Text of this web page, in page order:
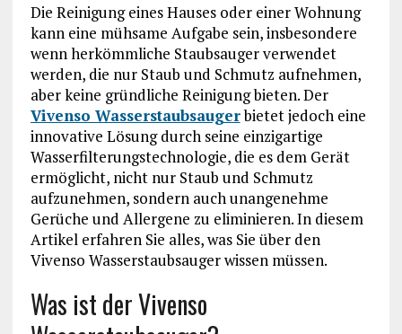
Die Reinigung eines Hauses oder einer Wohnung
kann eine mühsame Aufgabe sein, insbesondere
wenn herkömmliche Staubsauger verwendet
werden, die nur Staub und Schmutz aufnehmen,
aber keine gründliche Reinigung bieten. Der
Vivenso Wasserstaubsaugerbietet jedoch eine
innovative Lösung durch seine einzigartige
Wasserfilterungstechnologie, die es dem Gerät
ermöglicht, nicht nur Staub und Schmutz
aufzunehmen, sondern auch unangenehme
Gerüche und Allergene zu eliminieren. In diesem
Artikel erfahren Sie alles, was Sie über den
Vivenso Wasserstaubsauger wissen müssen.
Was ist der Vivenso